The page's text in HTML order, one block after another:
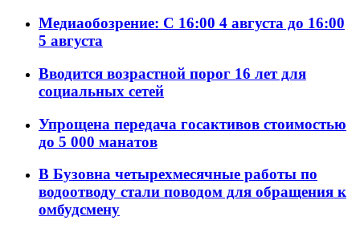
Медиаобозрение: С 16:00 4 августа до 16:00
5 августа
Вводится возрастной порог 16 лет для
социальных сетей
Упрощена передача госактивов стоимостью
до 5 000 манатов
В Бузовна четырехмесячные работы по
водоотводу стали поводом для обращения к
омбудсмену